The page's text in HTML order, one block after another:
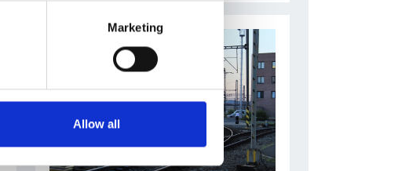
Marketing
Allow all